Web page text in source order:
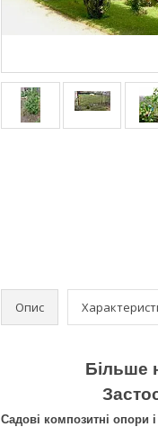
Опис
Більше
Садові композитні опори і